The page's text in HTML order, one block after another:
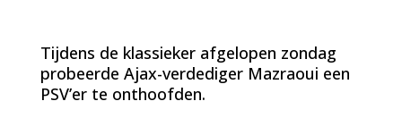
Tijdens de klassieker afgelopen zondag
probeerde Ajax-verdediger Mazraoui een
PSV’er te onthoofden.